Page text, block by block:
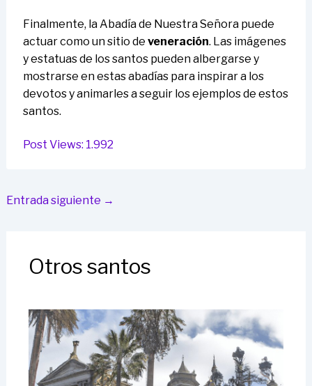
Finalmente, la Abadía de Nuestra Señora puede
actuar como un sitio de veneración. Las imágenes
y estatuas de los santos pueden albergarse y
mostrarse en estas abadías para inspirar a los
devotos y animarles a seguir los ejemplos de estos
santos.
Post Views: 1.992
Entrada siguiente →
Otros santos